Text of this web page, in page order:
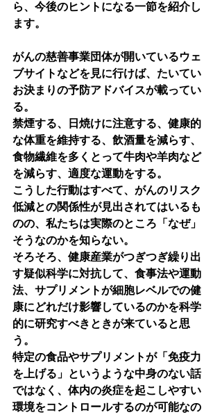
ら、今後のヒントになる一節を紹介し
ます。
がんの慈善事業団体が開いているウェ
ブサイトなどを見に行けば、たいてい
お決まりの予防アドバイスが載ってい
る。
禁煙する、日焼けに注意する、健康的
な体重を維持する、飲酒量を減らす、
食物繊維を多くとって牛肉や羊肉など
を減らす、適度な運動をする。
こうした行動はすべて、がんのリスク
低減との関係性が見出されてはいるも
のの、私たちは実際のところ「なぜ」
そうなのかを知らない。
そろそろ、健康産業がつぎつぎ繰り出
す疑似科学に対抗して、食事法や運動
法、サプリメントが細胞レベルでの健
康にどれだけ影響しているのかを科学
的に研究すべきときが来ていると思
う。
特定の食品やサプリメントが「免疫力
を上げる」というような中身のない話
ではなく、体内の炎症を起こしやすい
環境をコントロールするのが可能なの